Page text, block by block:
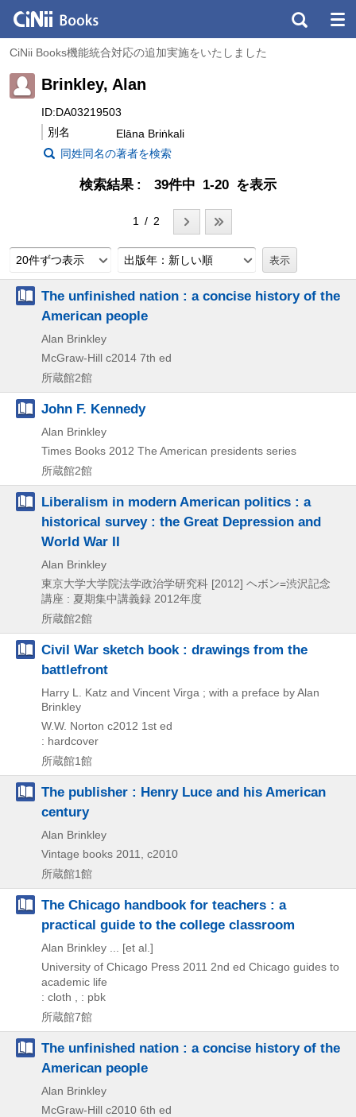
CiNii Books機能統合対応の追加実施をいたしました
Brinkley, Alan
ID:DA03219503
別名
Elāna Briṅkali
同姓同名の著者を検索
検索結果 39件中 1-20 を表示
1 / 2
20件ずつ表示 出版年：新しい順
The unfinished nation : a concise history of the
American people
Alan Brinkley
McGraw-Hill c2014 7th ed
所蔵館2館
John F. Kennedy
Alan Brinkley
Times Books 2012 The American presidents series
所蔵館2館
Liberalism in modern American politics : a
historical survey : the Great Depression and
World War II
Alan Brinkley
東京大学大学院法学政治学研究科 [2012] ヘボン=渋沢記念
講座 : 夏期集中講義録 2012年度
所蔵館2館
Civil War sketch book : drawings from the
battlefront
Harry L. Katz and Vincent Virga ; with a preface by Alan
Brinkley
W.W. Norton c2012 1st ed
: hardcover
所蔵館1館
The publisher : Henry Luce and his American
century
Alan Brinkley
Vintage books 2011, c2010
所蔵館1館
The Chicago handbook for teachers : a
practical guide to the college classroom
Alan Brinkley ... [et al.]
University of Chicago Press 2011 2nd ed Chicago guides to
academic life
: cloth , : pbk
所蔵館7館
The unfinished nation : a concise history of the
American people
Alan Brinkley
McGraw-Hill c2010 6th ed